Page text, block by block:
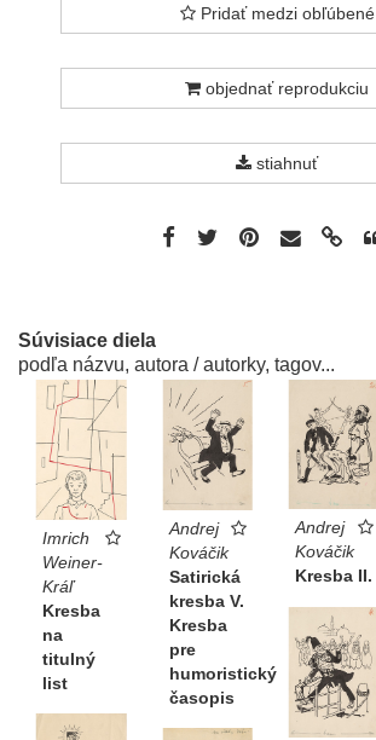
Pridať medzi obľúbené
objednať reprodukciu
stiahnuť
Súvisiace diela
podľa názvu, autora / autorky, tagov...
Imrich
Weiner-
Kráľ
Kresba
na
titulný
list
Andrej
Kováčik
Satirická
kresba V.
Kresba
pre
humoristický
časopis
Andrej
Kováčik
Kresba II.